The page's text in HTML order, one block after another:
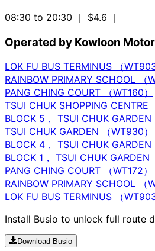
08:30 to 20:30 ｜ $4.6 ｜
Operated by Kowloon
LOK FU BUS TERMINUS （WT903
RAINBOW PRIMARY SCHOOL （
PANG CHING COURT （WT160）
TSUI CHUK SHOPPING CENTRE
BLOCK 5， TSUI CHUK GARDEN
TSUI CHUK GARDEN （WT930）
BLOCK 4， TSUI CHUK GARDEN
BLOCK 1， TSUI CHUK GARDEN
PANG CHING COURT （WT172）
RAINBOW PRIMARY SCHOOL （
LOK FU BUS TERMINUS （WT903
Install Busio to unlock full route
Download Busio